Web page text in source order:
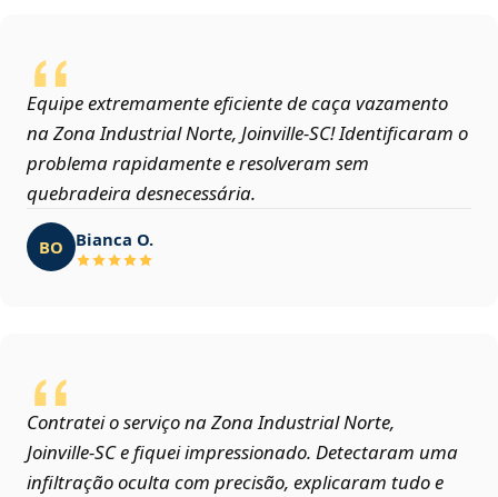
Equipe extremamente eficiente de caça vazamento
na Zona Industrial Norte, Joinville‑SC! Identificaram o
problema rapidamente e resolveram sem
quebradeira desnecessária.
BO Bianca O.
Contratei o serviço na Zona Industrial Norte,
Joinville‑SC e fiquei impressionado. Detectaram uma
infiltração oculta com precisão, explicaram tudo e